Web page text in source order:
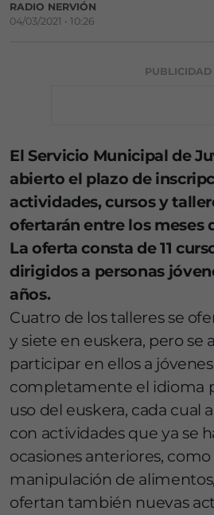
RADIO NERVIÓN
04/03/2021 • 10:26
PUBLICIDAD
El Servicio Municipal de
abierto el plazo de
actividades, cursos y
ofertarán entre los meses
La oferta consta de 11
dirigidos a personas
años.
Cuatro de los talleres se
y siete en euskera, pero se
participar en ellos a
completamente el idioma
uso del euskera, cada cual
con actividades que ya se
ocasiones anteriores,
manipulación de
ofertan también nuevas